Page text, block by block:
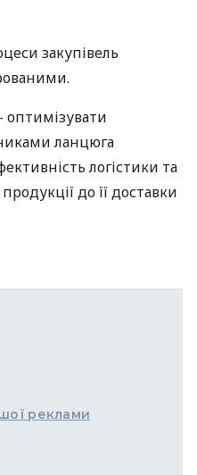
закупівель
ланцюга
логістики та
до її доставки
реклами